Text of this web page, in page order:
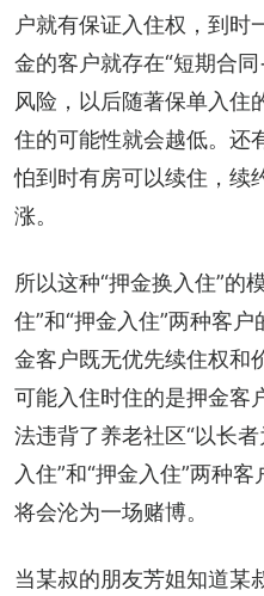
户就有保证入住权，到时
金的客户就存在“短期合
风险，以后随著保单入住
住的可能性就会越低。还
怕到时有房可以续住，续
涨。
所以这种“押金换入住”的
住”和“押金入住”两种客
金客户既无优先续住权和
可能入住时住的是押金客
法违背了养老社区“以长
入住”和“押金入住”两种
将会沦为一场赌博。
当某叔的朋友芳姐知道某